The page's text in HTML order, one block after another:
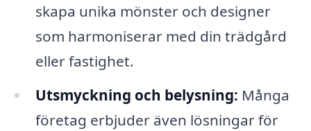
skapa unika mönster och designer
som harmoniserar med din trädgård
eller fastighet.
Utsmyckning och belysning: Många
företag erbjuder även lösningar för